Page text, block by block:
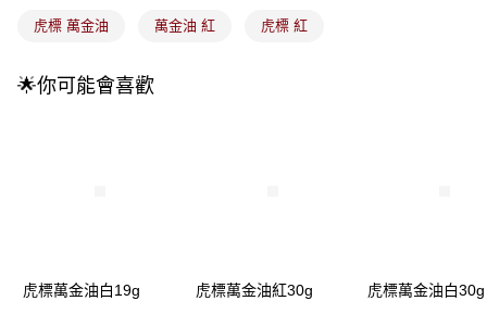
2.付款方式選擇「大哥付你分期」，訂單成立後會自動跳轉到大哥付的交易
3.實際核准額度、可分期數及費用金額請依後續交易確認頁面所載為準。
【注意事項】
全家取貨付款
虎標 萬金油 萬金油 紅 虎標 紅
🌟你可能會喜歡
虎標萬金油白19g 虎標萬金油紅30g 虎標萬金油白30g